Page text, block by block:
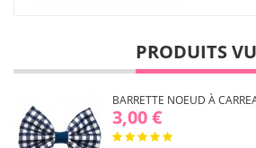
PRODUITS
BARRETTE NOEUD À
3,00 €